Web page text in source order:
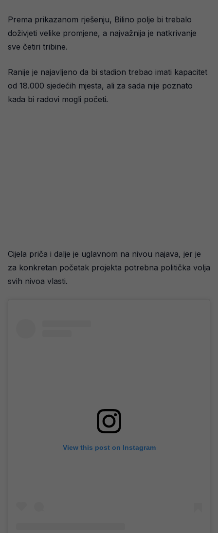
Prema prikazanom rješenju, Bilino polje bi trebalo
doživjeti velike promjene, a najvažnija je natkrivanje
sve četiri tribine.
Ranije je najavljeno da bi stadion trebao imati kapacitet
od 18.000 sjedećih mjesta, ali za sada nije poznato
kada bi radovi mogli početi.
Cijela priča i dalje je uglavnom na nivou najava, jer je
za konkretan početak projekta potrebna politička volja
svih nivoa vlasti.
View this post on Instagram